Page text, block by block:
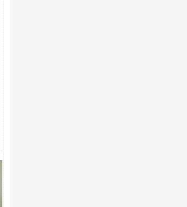
Росія атакувала Суми КАБами:
торговельний центр, будинки,